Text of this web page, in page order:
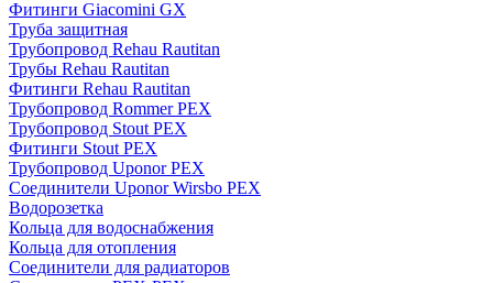
Фитинги Giacomini GX
Труба защитная
Трубопровод Rehau Rautitan
Трубы Rehau Rautitan
Фитинги Rehau Rautitan
Трубопровод Rommer PEX
Трубопровод Stout PEX
Фитинги Stout PEX
Трубопровод Uponor PEX
Соединители Uponor Wirsbo PEX
Водорозетка
Кольца для водоснабжения
Кольца для отопления
Соединители для радиаторов